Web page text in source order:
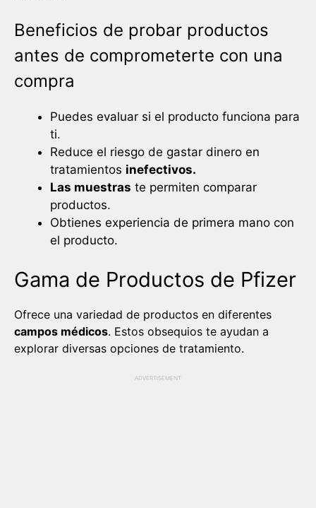
Beneficios de probar productos
antes de comprometerte con una
compra
Puedes evaluar si el producto funciona para
ti.
Reduce el riesgo de gastar dinero en
tratamientos inefectivos.
Las muestras te permiten comparar
productos.
Obtienes experiencia de primera mano con
el producto.
Gama de Productos de Pfizer
Ofrece una variedad de productos en diferentes
campos médicos. Estos obsequios te ayudan a
explorar diversas opciones de tratamiento.
ADVERTISEMENT